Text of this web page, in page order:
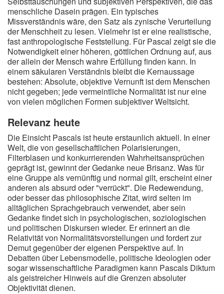
menschliche Dasein prägen. Ein typisches
Missverständnis wäre, den Satz als zynische Verurteilung
der Menschheit zu lesen. Vielmehr ist er eine realistische,
fast anthropologische Feststellung. Für Pascal zeigt sie die
Notwendigkeit einer höheren, göttlichen Ordnung auf, aus
der allein der Mensch wahre Erfüllung finden kann. In
einem säkularen Verständnis bleibt die Kernaussage
bestehen: Absolute, objektive Vernunft ist dem Menschen
nicht gegeben; jede vermeintliche Normalität ist nur eine
von vielen möglichen Formen subjektiver Weltsicht.
Relevanz heute
Die Einsicht Pascals ist heute erstaunlich aktuell. In einer
Welt, die von gesellschaftlichen Polarisierungen,
Filterblasen und konkurrierenden Wahrheitsansprüchen
geprägt ist, gewinnt der Gedanke neue Brisanz. Was für
eine Gruppe als vernünftig und normal gilt, erscheint einer
anderen als absurd oder "verrückt". Die Redewendung,
oder besser das philosophische Zitat, wird selten im
alltäglichen Sprachgebrauch verwendet, aber sein
Gedanke findet sich in psychologischen, soziologischen
und politischen Diskursen wieder. Er erinnert an die
Relativität von Normalitätsvorstellungen und fordert zur
Demut gegenüber der eigenen Perspektive auf. In
Debatten über Lebensmodelle, politische Ideologien oder
sogar wissenschaftliche Paradigmen kann Pascals Diktum
als geistreicher Hinweis auf die Grenzen absoluter
Objektivität dienen.